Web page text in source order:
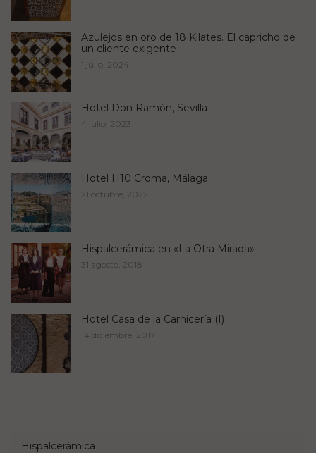
Azulejos en oro de 18 Kilates. El capricho de
un cliente exigente
1 julio, 2024
Hotel Don Ramón, Sevilla
4 julio, 2023
Hotel H10 Croma, Málaga
21 octubre, 2022
Hispalcerámica en «La Otra Mirada»
31 agosto, 2018
Hotel Casa de la Carnicería (I)
14 diciembre, 2017
Hispalcerámica